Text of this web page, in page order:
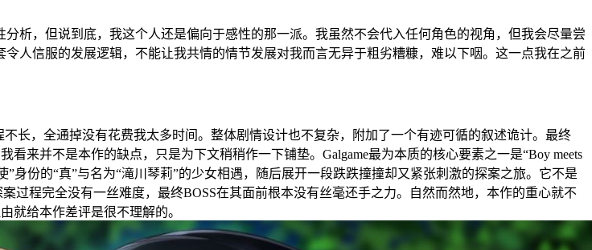
析，但说到底，我这个人还是偏向于感性的那一派。我虽然不会代入任何角色的视角，但我会尽量尝
人信服的发展逻辑，不能让我共情的情节发展对我而言无异于粗劣糟糠，难以下咽。这一点我在之前
长，全通掉没有花费我太多时间。整体剧情设计也不复杂，附加了一个有迹可循的叙述诡计。最终
来并不是本作的缺点，只是为下文稍稍作一下铺垫。Galgame最为本质的核心要素之一是“Boy meets
份的“真”与名为“滝川琴莉”的少女相遇，随后展开一段跌跌撞撞却又紧张刺激的探案之旅。它不是
过程完全没有一丝难度，最终BOSS在其面前根本没有丝毫还手之力。自然而然地，本作的重心就不
就给本作差评是很不理解的。